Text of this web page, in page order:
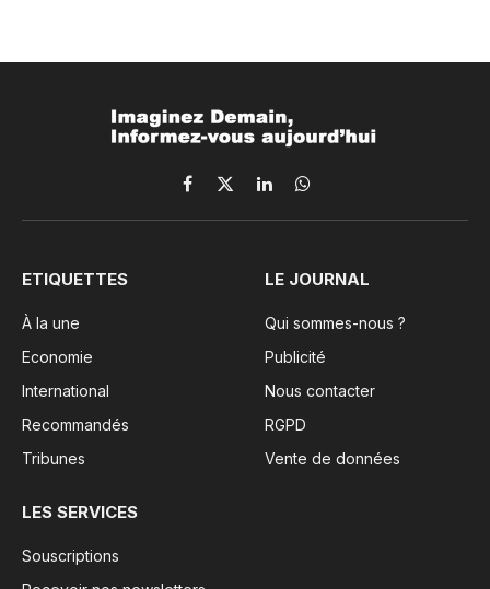
Facebook
X
(Twitter)
LinkedInWhatsApp
ETIQUETTES
À la une
Economie
International
Recommandés
Tribunes
LE JOURNAL
Qui sommes-nous ?
Publicité
Nous contacter
RGPD
Vente de données
LES SERVICES
Souscriptions